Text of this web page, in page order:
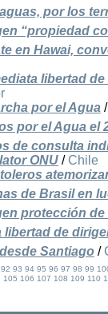
por los
“propiedad
en Hawai,
libertad
por el Agua /
por el Agua el
de consulta
ONU / Chile
de Brasil en
protección
de
Santiago /
92 93 94 95 96 97 98 99
105 106 107 108 109 110